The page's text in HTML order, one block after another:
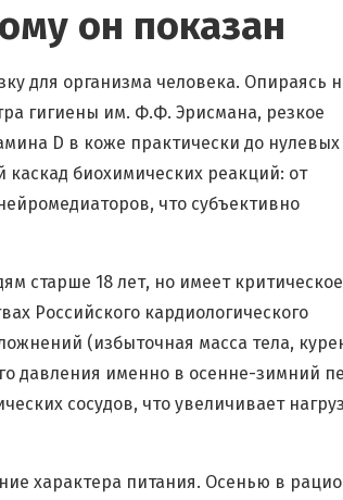
он показан
для организма человека. Опираясь
гигиены им. Ф.Ф. Эрисмана, резкое
D в коже практически до нулевых
каскад биохимических реакций: от
что субъективно
старше 18 лет, но имеет критическое
Российского кардиологического
(избыточная масса тела,
давления именно в осенне-зимний
сосудов, что увеличивает
характера питания. Осенью в